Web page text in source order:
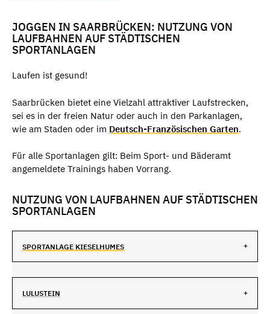
JOGGEN IN SAARBRÜCKEN: NUTZUNG VON
LAUFBAHNEN AUF STÄDTISCHEN
SPORTANLAGEN
Laufen ist gesund!
Saarbrücken bietet eine Vielzahl attraktiver Laufstrecken,
sei es in der freien Natur oder auch in den Parkanlagen,
wie am Staden oder im Deutsch-Französischen Garten.
Für alle Sportanlagen gilt: Beim Sport- und Bäderamt
angemeldete Trainings haben Vorrang.
NUTZUNG VON LAUFBAHNEN AUF STÄDTISCHEN
SPORTANLAGEN
SPORTANLAGE KIESELHUMES
LULUSTEIN